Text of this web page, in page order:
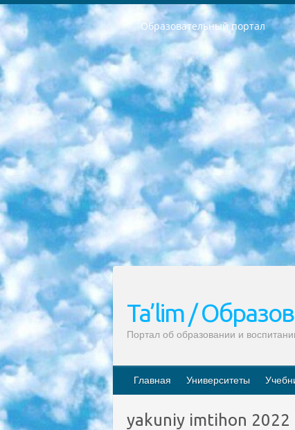
Образовательный портал
РЕСПУБЛИКА УЗБЕКИСТАН МИНИСТРЕРСТВО ДОШКОЛЬНОГО И ШКОЛЬНОГО ОБРАЗОВАНИЯ КОМАНДА в общеобразовательных учреждениях в 2023-2024 учебном году организация и проведение итоговой государственной аттестации обучающихся о Министра дошкольного и школьного образования Республики Узбекистан от 4 марта 2008 года (постановлением Минюста от 20 марта 2008 года № 1778 государственной регистрации) «Итоговое состояние учащихся общего среднего образования на основании положения об утверждении положения об аттестации общего среднего образования выпускной экзамен студентов в образовательных учреждениях в 2023-2024 учебном году В целях организации и прохождения аттестации приказываю: 1. Следующее: перечень предметов, по которым будет проводиться итоговая государственная аттестация и экзамен формы перевода согласно приложению 1; сертификаты международного образца, оценивающие уровень владения иностранными языками перечень согласно приложению 2; 2. Педагогический при специализированных образовательных учреждениях. научно-практический центр квалификации и международной оценки (Д.Давидова) 2024 г. До 25 марта: задания по предметам, по которым будет проводиться итоговая аттестация разработка и утверждение технических условий; итоговая аттестация на основании разработанного предметного задания разработка вопросов по предметам (устно и письменно), экзамен передача; общеобразовательные средние школы и специальные учебные заведения учащиеся выпускных классов школ и интернатов в агентской системе подготовка базы данных экзаменационных материалов и критериев оценки; перевод базы экзаменационных материалов на все языки обучения подать в Республиканский образовательный центр для изготовления; варианты экзаменов на основе разработанных контрольных материалов пусть будут поставлены задачи формирования. 3. Республиканский образовательный центр (Ш.Худайкулов) до 5 апреля 2024 года. до: база данных предоставленных экзаменационных материалов на все языки обучения перевод и экспертиза; для слепых, слабовидящих, глухих, слабослышащих и умственно отсталых детей учащиеся выпускных классов специализированных школ и школ-интернатов база данных экзаменационных материалов на всех преподаваемых языках подготовка критериев оценки; специализированные школы для
Ta’lim /
Портал об образовании и
Главная Университеты
yakuniy imtihon 2022